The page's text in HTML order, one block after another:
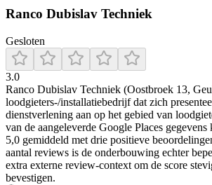
Ranco Dubislav Techniek
Gesloten
3.0
Ranco Dubislav Techniek (Oostbroek 13,
loodgieters-/installatiebedrijf dat zich
dienstverlening aan op het gebied van
van de aangeleverde Google Places
5,0 gemiddeld met drie positieve
aantal reviews is de onderbouwing echter
extra externe review-context om de score
bevestigen.